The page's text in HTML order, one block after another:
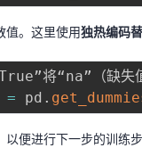
值。这里使用独热编码
将“na”（缺失
= pd .
便进行下一步的训练步